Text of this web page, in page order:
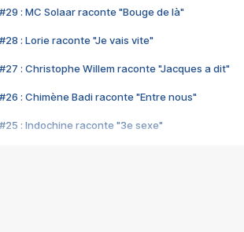
#29 : MC Solaar raconte "Bouge de là"
#28 : Lorie raconte "Je vais vite"
#27 : Christophe Willem raconte "Jacques a dit"
#26 : Chimène Badi raconte "Entre nous"
#25 : Indochine raconte "3e sexe"